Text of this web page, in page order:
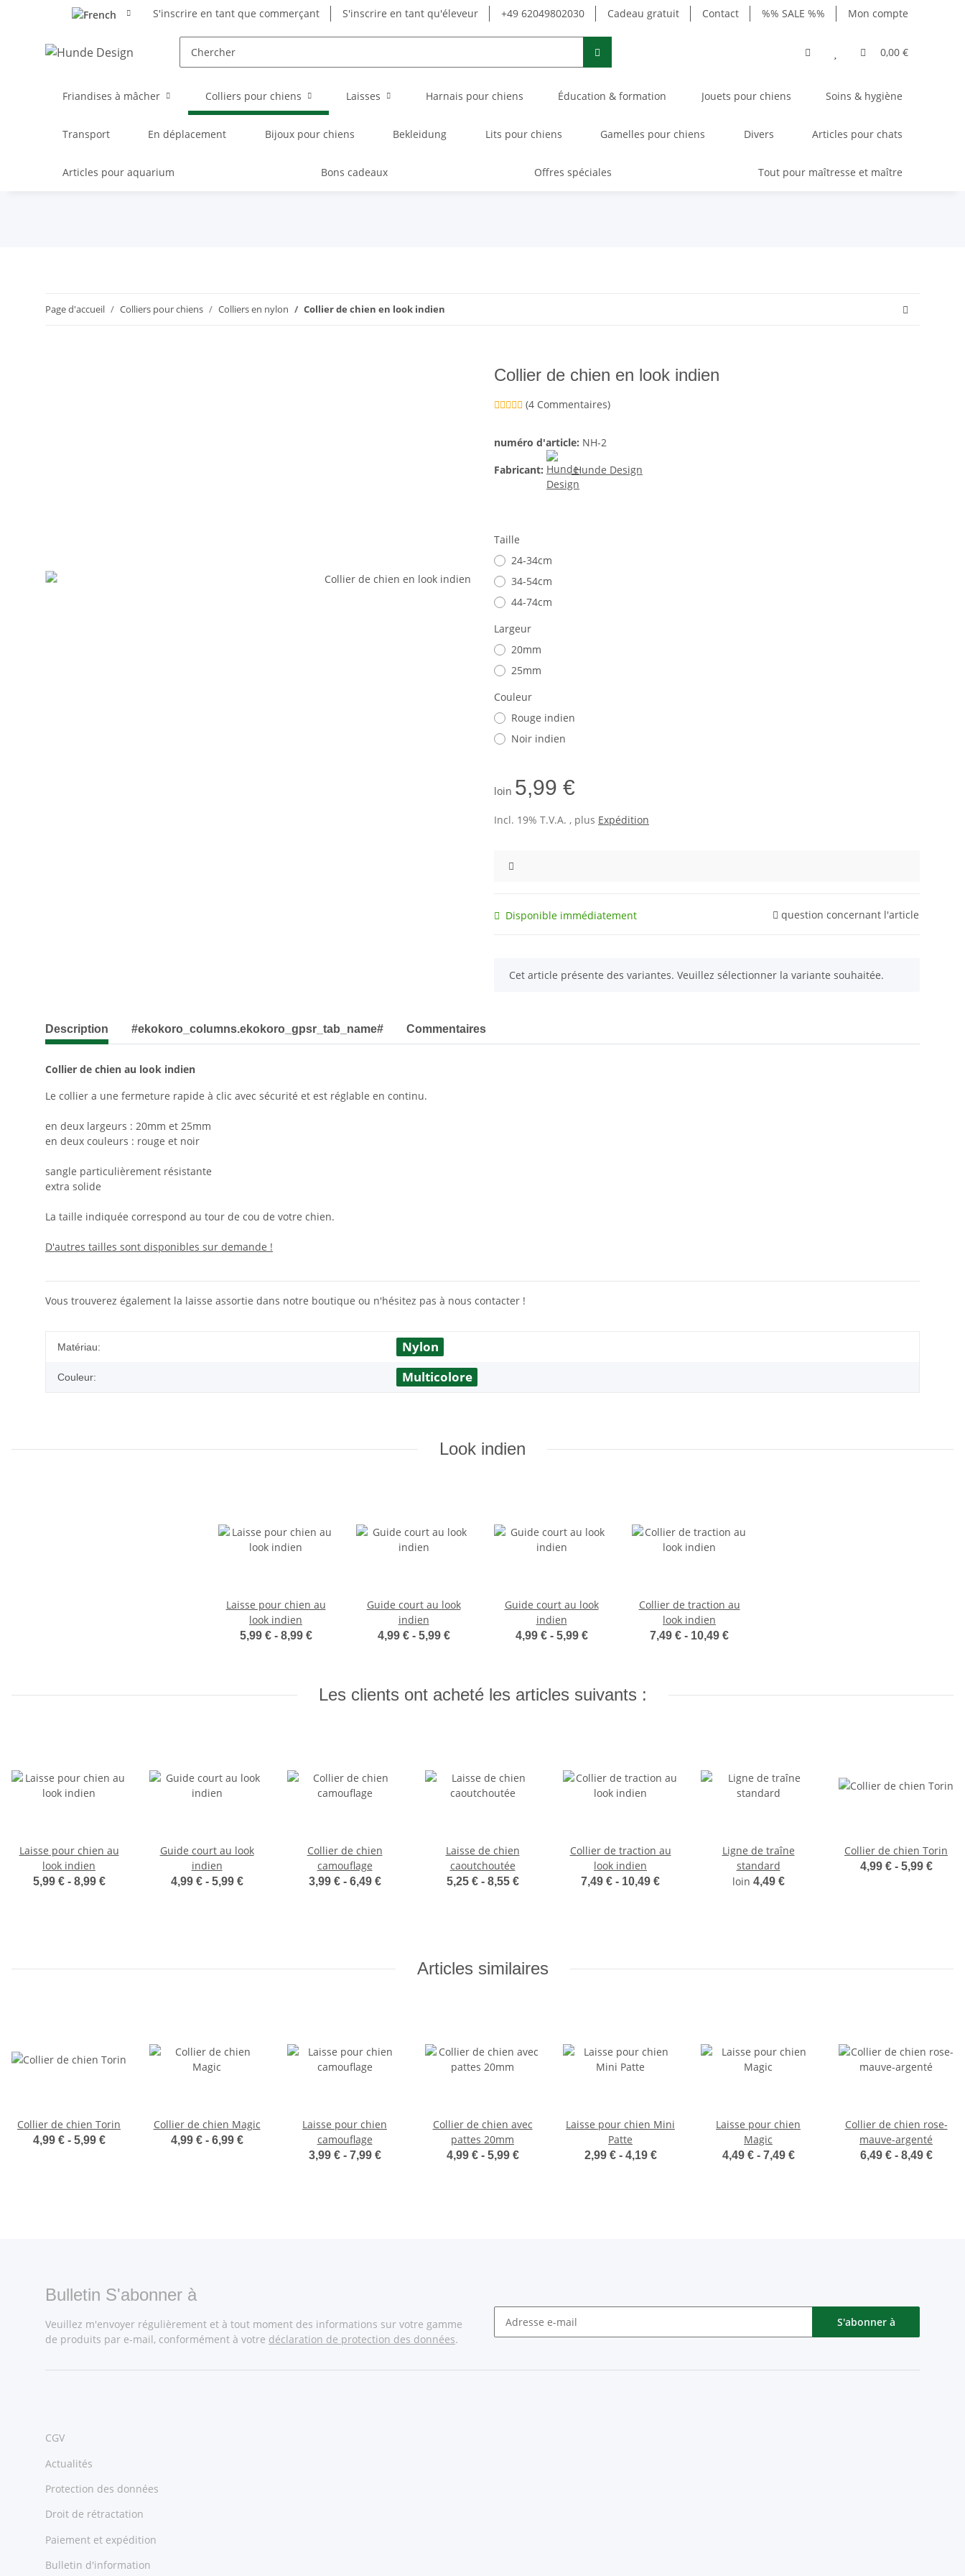
S'inscrire en tant que commerçant S'inscrire en tant qu'éleveur +49 62049802030 Cadeau gratuit Contact %% SALE %% Mon compte
0,00 €
Friandises à mâcher Colliers pour chiens Laisses Harnais pour chiens Éducation & formation Jouets pour chiens Soins & hygiène
Transport En déplacement Bijoux pour chiens Bekleidung Lits pour chiens Gamelles pour chiens Divers Articles pour chats
Articles pour aquarium Bons cadeaux Offres spéciales Tout pour maîtresse et maître
Page d'accueil Colliers pour chiens Colliers en nylon Collier de chien en look indien
Collier de chien en look indien
(4 Commentaires)
numéro d'article: NH-2
Fabricant:
Hunde Design
Taille
24-34cm
34-54cm
44-74cm
Largeur
20mm
25mm
Couleur
Rouge indien
Noir indien
loin 5,99 €
Incl. 19% T.V.A. , plus Expédition
Disponible immédiatement question concernant l'article
x
Cet article présente des variantes. Veuillez sélectionner la variante souhaitée.
Description #ekokoro_columns.ekokoro_gpsr_tab_name# Commentaires
Collier de chien au look indien
Le collier a une fermeture rapide à clic avec sécurité et est réglable en continu.
en deux largeurs : 20mm et 25mm
en deux couleurs : rouge et noir
sangle particulièrement résistante
extra solide
La taille indiquée correspond au tour de cou de votre chien.
D'autres tailles sont disponibles sur demande !
Vous trouverez également la laisse assortie dans notre boutique ou n'hésitez pas à nous contacter !
Matériau: Nylon
Couleur: Multicolore
Look indien
Laisse pour chien au
look indien
5,99 € - 8,99 €
Guide court au look
indien
4,99 € - 5,99 €
Guide court au look
indien
4,99 € - 5,99 €
Collier de traction au
look indien
7,49 € - 10,49 €
Les clients ont acheté les articles suivants :
Laisse pour chien au
look indien
5,99 € - 8,99 €
Guide court au look
indien
4,99 € - 5,99 €
Collier de chien
camouflage
3,99 € - 6,49 €
Laisse de chien
caoutchoutée
5,25 € - 8,55 €
Collier de traction au
look indien
7,49 € - 10,49 €
Ligne de traîne
standard
loin 4,49 €
Collier de chien Torin
4,99 € - 5,99 €
Articles similaires
Collier de chien Torin
4,99 € - 5,99 €
Collier de chien Magic
4,99 € - 6,99 €
Laisse pour chien
camouflage
3,99 € - 7,99 €
Collier de chien avec
pattes 20mm
4,99 € - 5,99 €
Laisse pour chien Mini
Patte
2,99 € - 4,19 €
Laisse pour chien
Magic
4,49 € - 7,49 €
Collier de chien rose-
mauve-argenté
6,49 € - 8,49 €
Bulletin S'abonner à
Veuillez m'envoyer régulièrement et à tout moment des informations sur votre gamme
de produits par e-mail, conformément à votre déclaration de protection des données.
S'abonner à
CGV
Actualités
Protection des données
Droit de rétractation
Paiement et expédition
Bulletin d'information